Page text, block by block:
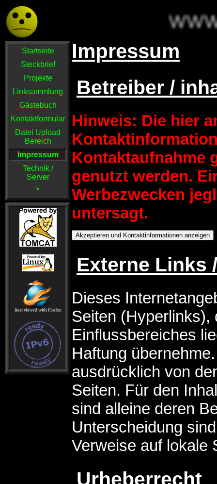
Startseite
Steckbrief
Projekte
Linksammlung
Gästebuch
Kontaktformular
Datei Upload
Bereich
Impressum
Technik /
Server
*
Impressum
Betreiber /
Hinweis: Die hier
Kontaktaufnahme
genutzt werden.
Werbezwecken
untersagt.
Externe Links
Dieses
Seiten (Hyperlinks),
Einflussbereiches
Haftung
ausdrücklich von
Seiten. Für den
sind alleine deren
Unterscheidung
Verweise auf lokale
Urheberrecht